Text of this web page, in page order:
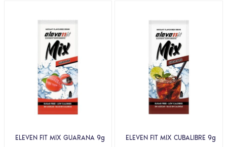
ELEVEN FIT MIX GUARANA 9g ELEVEN FIT MIX CUBALIBRE 9g